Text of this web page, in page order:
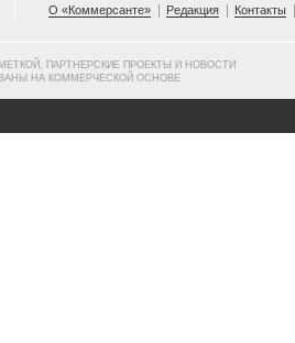
О «Коммерсанте»
Редакция Контакты
ПАРТНЕРСКИЕ ПРОЕКТЫ И НОВОСТИ
НА КОММЕРЧЕСКОЙ ОСНОВЕ